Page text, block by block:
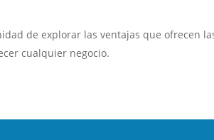
de explorar las ventajas que ofrecen
cualquier negocio.